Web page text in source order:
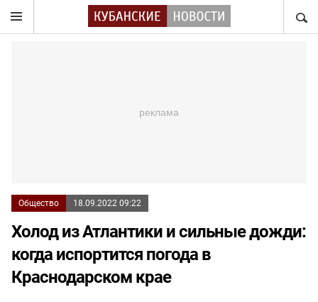
Общество 18.09.2022 09:22
Холод из Атлантики и сильные дожди:
когда испортится погода в
Краснодарском крае